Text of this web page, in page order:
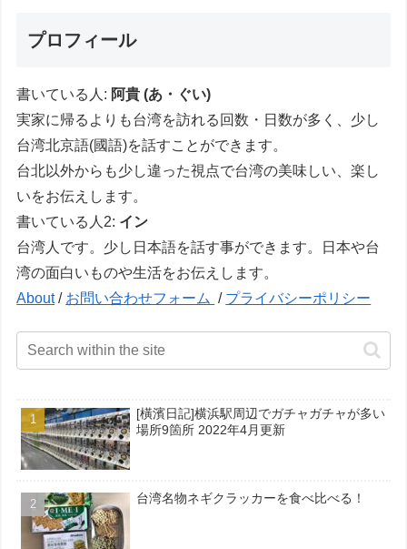
プロフィール
書いている人: 阿貴 (あ・ぐい)
実家に帰るよりも台湾を訪れる回数・日数が多く、少し
台湾北京語(國語)を話すことができます。
台北以外からも少し違った視点で台湾の美味しい、楽し
いをお伝えします。
書いている人2: イン
台湾人です。少し日本語を話す事ができます。日本や台
湾の面白いものや生活をお伝えします。
About/ お問い合わせフォーム / プライバシーポリシー
[橫濱日記]横浜駅周辺でガチャガチャが多い
場所9箇所 2022年4月更新
台湾名物ネギクラッカーを食べ比べる！